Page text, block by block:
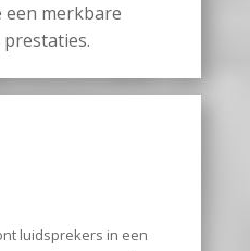
merkbare
luidsprekers in een